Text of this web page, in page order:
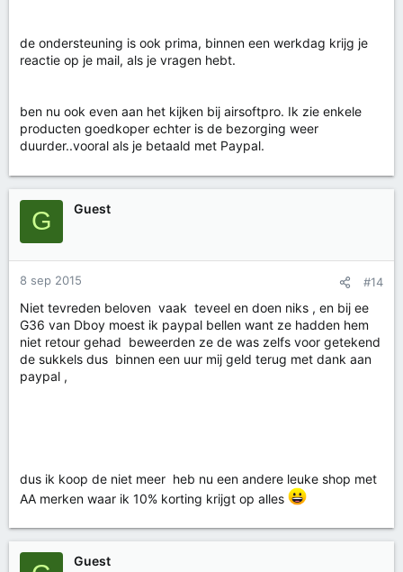
de ondersteuning is ook prima, binnen een werkdag krijg je
reactie op je mail, als je vragen hebt.
ben nu ook even aan het kijken bij airsoftpro. Ik zie enkele
producten goedkoper echter is de bezorging weer
duurder..vooral als je betaald met Paypal.
G Guest
8 sep 2015 #14
Niet tevreden beloven vaak teveel en doen niks , en bij ee
G36 van Dboy moest ik paypal bellen want ze hadden hem
niet retour gehad beweerden ze de was zelfs voor getekend
de sukkels dus binnen een uur mij geld terug met dank aan
paypal ,
dus ik koop de niet meer heb nu een andere leuke shop met
AA merken waar ik 10% korting krijgt op alles
Guest